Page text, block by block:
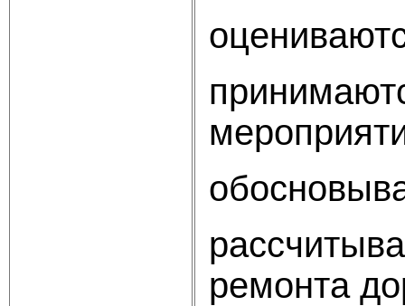
ремонта